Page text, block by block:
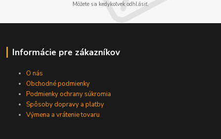
Môžete sa kedykoľvek odhlásiť.
Informácie pre zákazníkov
O nás
Obchodné podmienky
Podmienky ochrany súkromia
Spôsoby dopravy a platby
Výmena a vrátenie tovaru